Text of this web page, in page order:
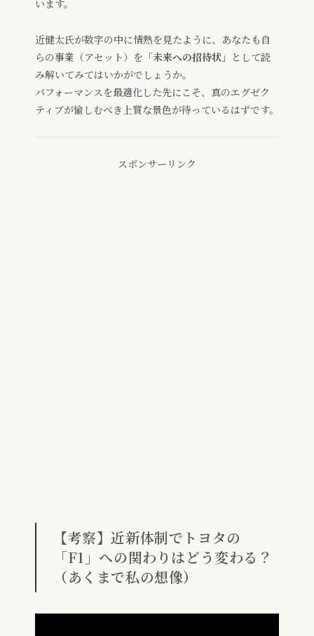
います。
近健太氏が数字の中に情熱を見たように、あなたも自
らの事業（アセット）を 「未来への招待状」 として読
み解いてみてはいかがでしょうか。
パフォーマンスを最適化した先にこそ、真のエグゼク
ティブが愉しむべき上質な景色が待っているはずです。
スポンサーリンク
【考察】近新体制でトヨタの
「F1」への関わりはどう変わる？
（あくまで私の想像）